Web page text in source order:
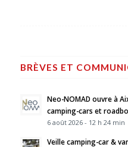
BRÈVES ET
Neo-NOMAD ouvre à
camping-cars et
6 août 2026 - 12 h 24 min
Veille camping-car &